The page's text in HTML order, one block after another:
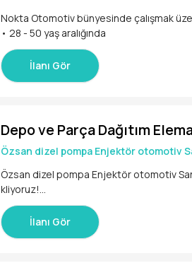
-Temizlik ve hijyen kurallarına uymak
Aranan Nitelikler:
-Tercihen barista veya cafe deneyimi
-Kahve ve içecek hazırlama konusunda
Nokta Otomotiv bünyesinde çalışmak üzere, Depo Personeli arıyoruz. Başvurularınızı bekliyoruz!
İlanı Gör
Depo ve Parça Dağıtım
Özsan dizel pompa Enjektör otomotiv
Özsan dizel pompa Enjektör otomotiv
kliyoruz!
İlanı Gör